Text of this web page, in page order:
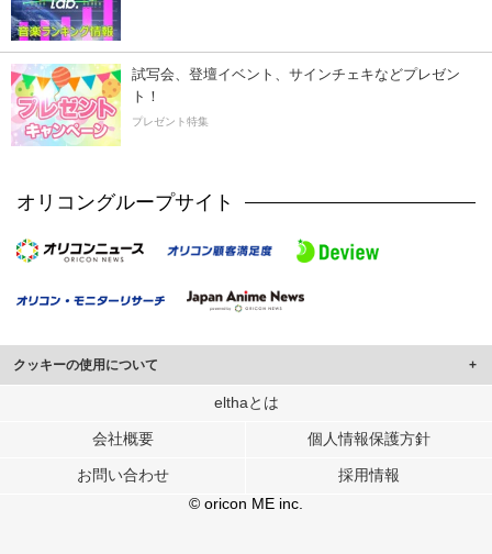
試写会、登壇イベント、サインチェキなどプレゼン
ト！
プレゼント特集
オリコングループサイト
クッキーの使用について
このサイトでは Cookie を使用して、ユーザーに合わせたコンテンツや広告の
行っています。
メディアや広告配信、データ解析の各パートナーに提供しています。
各パートナーは、この情報とユーザーが各パートナーに提供した他の情報や、
ユーザーが各パートナーのサービスを使用したときに収集した他の情報を組み
elthaとは
会社概要 個人情報保護方針
お問い合わせ
採用情報
© oricon ME inc.